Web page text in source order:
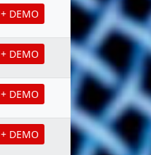
+ DEMO
+ DEMO
+ DEMO
+ DEMO